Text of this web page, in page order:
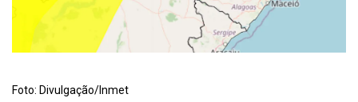
Foto: Divulgação/Inmet